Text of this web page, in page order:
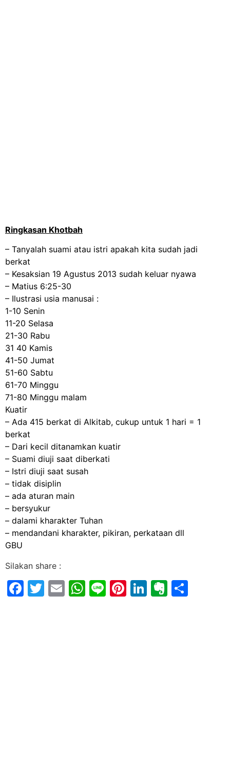
Ringkasan Khotbah
– Tanyalah suami atau istri apakah kita sudah jadi
berkat
– Kesaksian 19 Agustus 2013 sudah keluar nyawa
– Matius 6:25-30
– Ilustrasi usia manusai :
1-10 Senin
11-20 Selasa
21-30 Rabu
31 40 Kamis
41-50 Jumat
51-60 Sabtu
61-70 Minggu
71-80 Minggu malam
Kuatir
– Ada 415 berkat di Alkitab, cukup untuk 1 hari = 1
berkat
– Dari kecil ditanamkan kuatir
– Suami diuji saat diberkati
– Istri diuji saat susah
– tidak disiplin
– ada aturan main
– bersyukur
– dalami kharakter Tuhan
– mendandani kharakter, pikiran, perkataan dll
GBU
Silakan share :
Facebook
Twitter
EmailWhatsApp
LinePinterest
LinkedIn